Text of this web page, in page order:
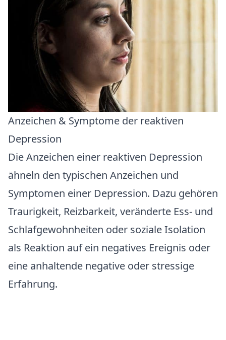
Anzeichen & Symptome der reaktiven
Depression
Die Anzeichen einer reaktiven Depression
ähneln den typischen Anzeichen und
Symptomen einer Depression. Dazu gehören
Traurigkeit, Reizbarkeit, veränderte Ess- und
Schlafgewohnheiten oder soziale Isolation
als Reaktion auf ein negatives Ereignis oder
eine anhaltende negative oder stressige
Erfahrung.